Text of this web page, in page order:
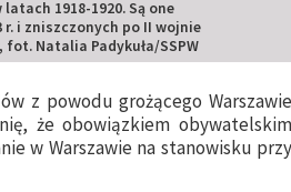
1918-1920. Są one
i zniszczonych po II wojnie
Natalia Padykuła/SSPW
z powodu grożącego Warszawie
że obowiązkiem obywatelskim
w Warszawie na stanowisku przy